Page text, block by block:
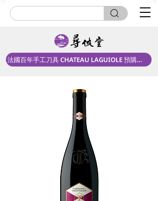
法國百年手工刀具 CHATEAU LAGUIOLE 預購中！